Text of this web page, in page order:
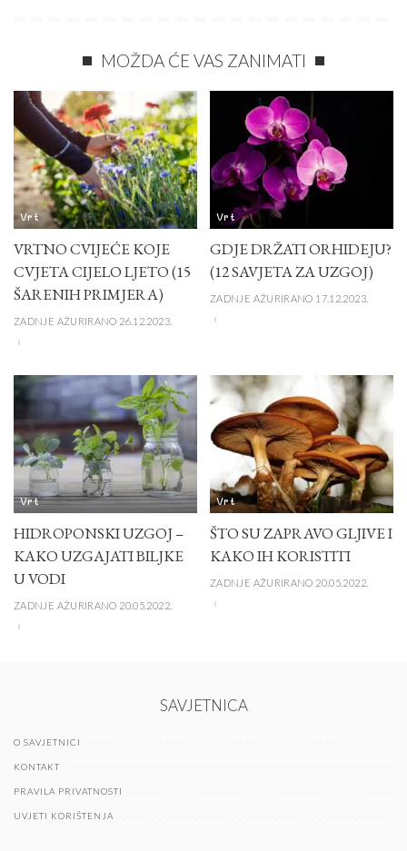
MOŽDA ĆE VAS ZANIMATI
Vrt
VRTNO CVIJEĆE KOJE
CVJETA CIJELO LJETO (15
ŠARENIH PRIMJERA)
ZADNJE AŽURIRANO 26.12.2023.
Vrt
GDJE DRŽATI ORHIDEJU?
(12 SAVJETA ZA UZGOJ)
ZADNJE AŽURIRANO 17.12.2023.
Vrt
HIDROPONSKI UZGOJ –
KAKO UZGAJATI BILJKE
U VODI
ZADNJE AŽURIRANO 20.05.2022.
Vrt
ŠTO SU ZAPRAVO GLJIVE I
KAKO IH KORISTITI
ZADNJE AŽURIRANO 20.05.2022.
SAVJETNICA
O SAVJETNICI
KONTAKT
PRAVILA PRIVATNOSTI
UVJETI KORIŠTENJA